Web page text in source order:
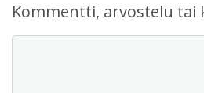
Kommentti, arvostelu tai